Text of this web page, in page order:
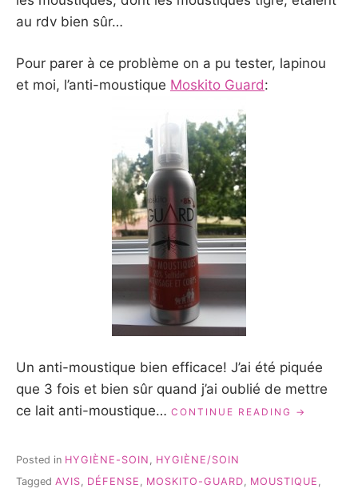
au rdv bien sûr…
Pour parer à ce problème on a pu tester, lapinou
et moi, l’anti-moustique Moskito Guard:
Un anti-moustique bien efficace! J’ai été piquée
que 3 fois et bien sûr quand j’ai oublié de mettre
ce lait anti-moustique… CONTINUE READING « MOSKITO
Posted in HYGIÈNE-SOIN , HYGIÈNE/SOIN
Tagged AVIS DÉFENSE MOSKITO-GUARD MOUSTIQUE